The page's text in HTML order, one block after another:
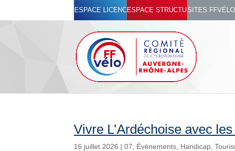
ESPACE LICENCIÉESPACE STRUCTURESSITES FFVÉLO
Vivre L’Ardéchoise avec
16 juillet 2026 |07 Événements Handicap ,